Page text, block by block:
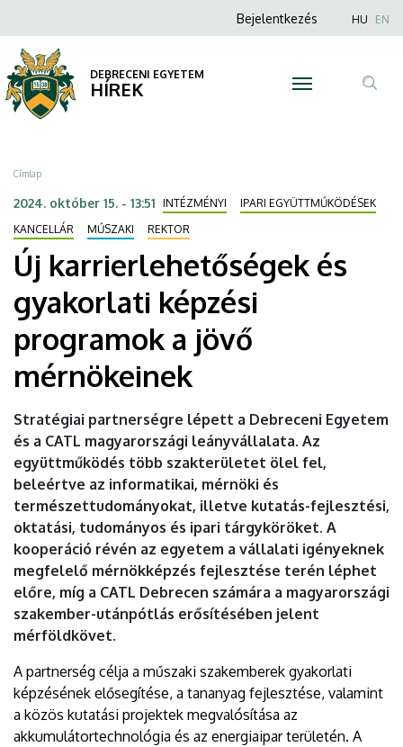
karrierlehetőségek
és
gyakorlati
képzési
programok
a
jövő
mérnökeinek
DEBRECENI
EGYETEM
a
tartalomra
Anonim
menüje
Bejelentkezés HU EN
DEBRECENI EGYETEM
HÍREK
Morzsa
Címlap
2024. október 15. - 13:51 INTÉZMÉNYI
IPARI EGYÜTTMŰKÖDÉSEK
KANCELLÁR
MŰSZAKI REKTOR
Új karrierlehetőségek és
gyakorlati képzési
programok a jövő
mérnökeinek
Stratégiai partnerségre lépett a Debreceni Egyetem
és a CATL magyarországi leányvállalata. Az
együttműködés több szakterületet ölel fel,
beleértve az informatikai, mérnöki és
természettudományokat, illetve kutatás-fejlesztési,
oktatási, tudományos és ipari tárgyköröket. A
kooperáció révén az egyetem a vállalati igényeknek
megfelelő mérnökképzés fejlesztése terén léphet
előre, míg a CATL Debrecen számára a magyarországi
szakember-utánpótlás erősítésében jelent
mérföldkövet.
A partnerség célja a műszaki szakemberek gyakorlati
képzésének elősegítése, a tananyag fejlesztése, valamint
a közös kutatási projektek megvalósítása az
akkumulátortechnológia és az energiaipar területén. A